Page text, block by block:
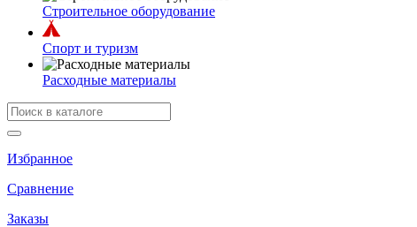
Строительное оборудование
Спорт и туризм
Расходные материалы
Избранное
Сравнение
Заказы